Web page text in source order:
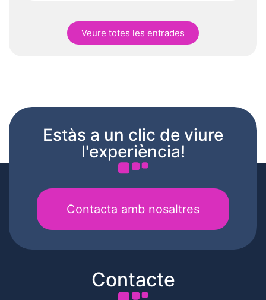
Veure totes les entrades
Estàs a un clic de viure
l'experiència!
Contacta amb nosaltres
Contacte